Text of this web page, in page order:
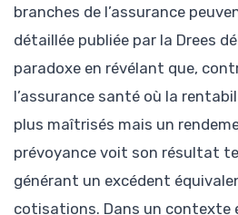
branches de l’assurance
détaillée publiée par la Drees
paradoxe en révélant que,
l’assurance santé où la
plus maîtrisés mais un
prévoyance voit son résultat
générant un excédent
cotisations. Dans un contexte